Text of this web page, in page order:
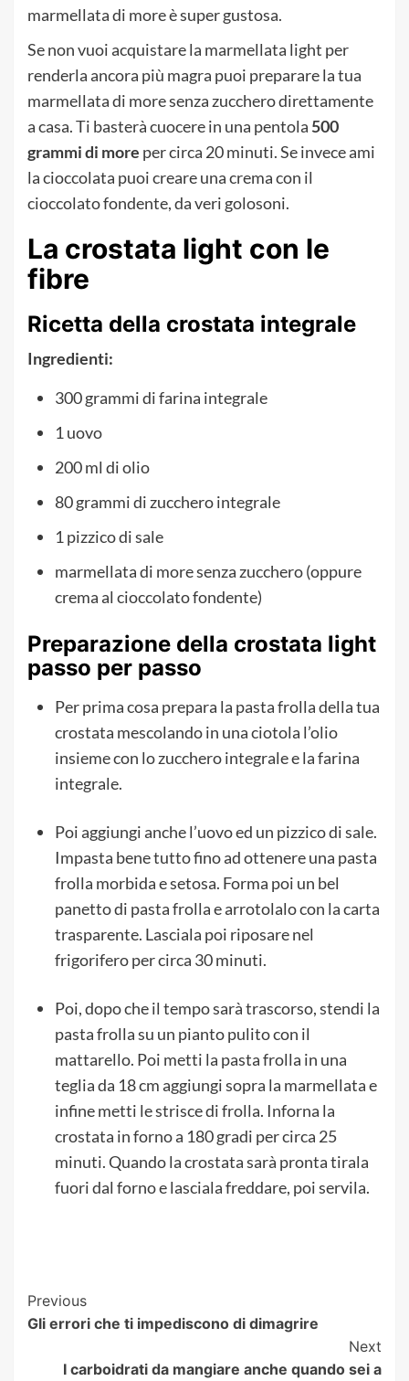
marmellata di more è super gustosa.
Se non vuoi acquistare la marmellata light per
renderla ancora più magra puoi preparare la tua
marmellata di more senza zucchero direttamente
a casa. Ti basterà cuocere in una pentola 500
grammi di more per circa 20 minuti. Se invece ami
la cioccolata puoi creare una crema con il
cioccolato fondente, da veri golosoni.
La crostata light con le
fibre
Ricetta della crostata integrale
Ingredienti:
300 grammi di farina integrale
1 uovo
200 ml di olio
80 grammi di zucchero integrale
1 pizzico di sale
marmellata di more senza zucchero (oppure
crema al cioccolato fondente)
Preparazione della crostata light
passo per passo
Per prima cosa prepara la pasta frolla della tua
crostata mescolando in una ciotola l’olio
insieme con lo zucchero integrale e la farina
integrale.
Poi aggiungi anche l’uovo ed un pizzico di sale.
Impasta bene tutto fino ad ottenere una pasta
frolla morbida e setosa. Forma poi un bel
panetto di pasta frolla e arrotolalo con la carta
trasparente. Lasciala poi riposare nel
frigorifero per circa 30 minuti.
Poi, dopo che il tempo sarà trascorso, stendi la
pasta frolla su un pianto pulito con il
mattarello. Poi metti la pasta frolla in una
teglia da 18 cm aggiungi sopra la marmellata e
infine metti le strisce di frolla. Inforna la
crostata in forno a 180 gradi per circa 25
minuti. Quando la crostata sarà pronta tirala
fuori dal forno e lasciala freddare, poi servila.
Post
Navigation
Previous
Gli errori che ti impediscono di dimagrire
Next
I carboidrati da mangiare anche quando sei a